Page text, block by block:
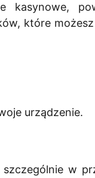
kasynowe,
które
urządzenie.
w